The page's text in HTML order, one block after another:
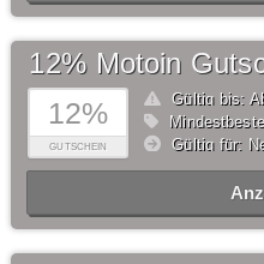
12%
GUTSCHEIN
12% Motoin
Gültig bis:
Gültig für: